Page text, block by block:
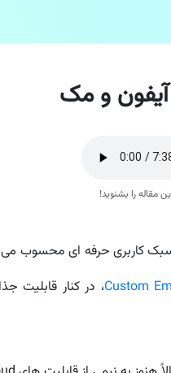
آیفون و مک
مقاله را بشنوید!
کاربری حرفه ای محسوب
، در کنار قابلیت